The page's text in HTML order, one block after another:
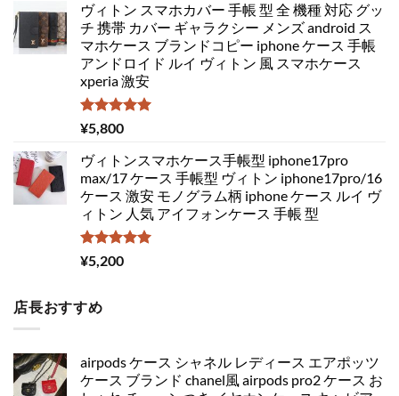
ヴィトン スマホカバー 手帳 型 全 機種 対応 グッ
チ 携帯 カバー ギャラクシー メンズ android ス
マホケース ブランドコピー iphone ケース 手帳
アンドロイド ルイ ヴィトン 風 スマホケース
xperia 激安
5段階中
5.00
¥5,800
ヴィトンスマホケース手帳型 iphone17pro
max/17 ケース 手帳型 ヴィトン iphone17pro/16
ケース 激安 モノグラム柄 iphone ケース ルイ ヴ
ィトン 人気 アイフォンケース 手帳 型
5段階中
5.00
¥5,200
店長おすすめ
airpods ケース シャネル レディース エアポッツ
ケース ブランド chanel風 airpods pro2 ケース お